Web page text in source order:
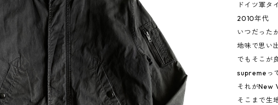
ドイツ軍タ
2010年代
いつだった
地味で思い
でもそこが
supremeっ
それがNew
そこまで生